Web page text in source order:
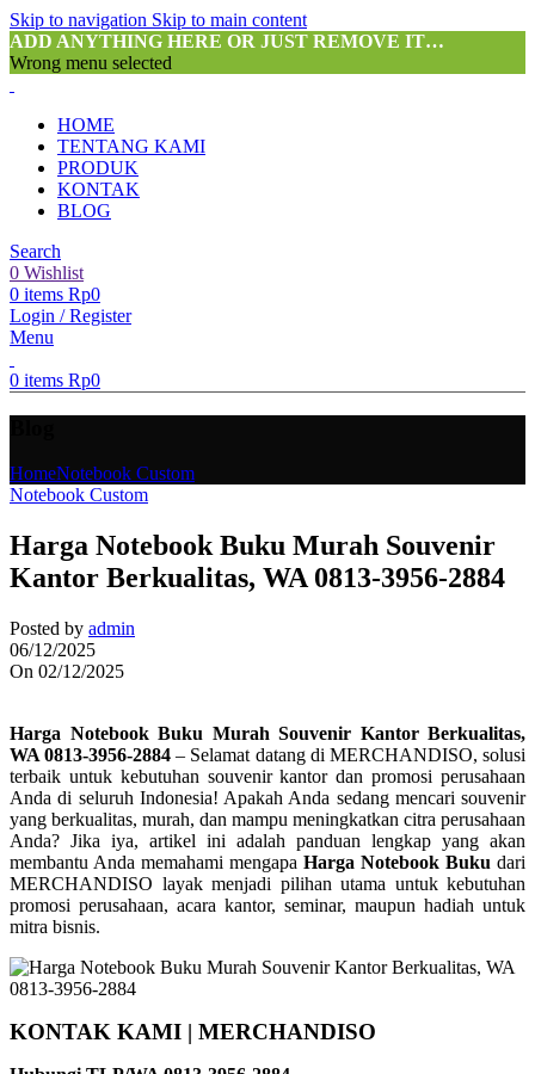
Skip to navigation Skip to main content
ADD ANYTHING HERE OR JUST REMOVE IT…
Wrong menu selected
HOME
TENTANG KAMI
PRODUK
KONTAK
BLOG
Search
0 Wishlist
0 items Rp0
Login / Register
Menu
0 items Rp0
HomeNotebook Custom
Notebook Custom
Harga Notebook Buku Murah Souvenir
Kantor Berkualitas, WA 0813-3956-2884
Posted by admin
06/12/2025
On 02/12/2025
Harga Notebook Buku Murah Souvenir Kantor Berkualitas,
WA 0813-3956-2884 – Selamat datang di MERCHANDISO, solusi
terbaik untuk kebutuhan souvenir kantor dan promosi perusahaan
Anda di seluruh Indonesia! Apakah Anda sedang mencari souvenir
yang berkualitas, murah, dan mampu meningkatkan citra perusahaan
Anda? Jika iya, artikel ini adalah panduan lengkap yang akan
membantu Anda memahami mengapa Harga Notebook Buku dari
MERCHANDISO layak menjadi pilihan utama untuk kebutuhan
promosi perusahaan, acara kantor, seminar, maupun hadiah untuk
mitra bisnis.
KONTAK KAMI | MERCHANDISO